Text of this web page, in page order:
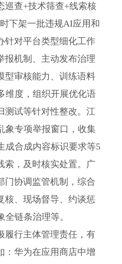
巡查+技术筛查+线索核
下架一批违规AI应用和
针对平台类型细化工作
报机制、主动发布治理
型审核能力、训练语料
维度，组织开展优化语
测试等针对性整改。江
象专项举报窗口，收集
成合成内容标识要求等5
索，及时核实处置。广
门协调监管机制，综合
核、现场督导、约谈惩
链条治理等。
行主体管理责任，有
：华为在应用商店中增